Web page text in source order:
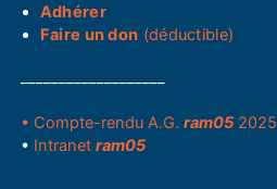
Adhérer
Faire un don (déductible)
• Compte-rendu A.G.ram05 2025
• Intranetram05